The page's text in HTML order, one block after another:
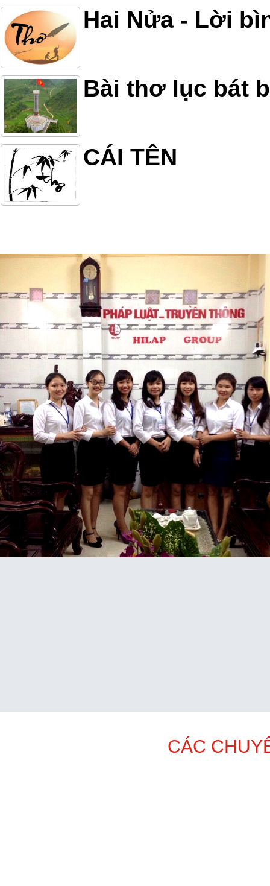
Hai Nửa - Lời
Bài thơ lục bát
CÁI TÊN
CÁC